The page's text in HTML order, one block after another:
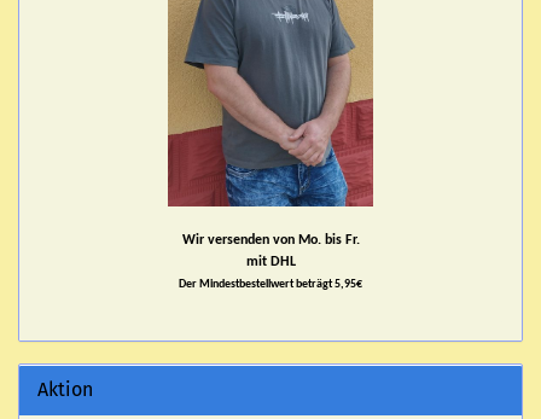
Wir versenden von Mo. bis Fr.
mit DHL
Der Mindestbestellwert beträgt 5,95€
Aktion